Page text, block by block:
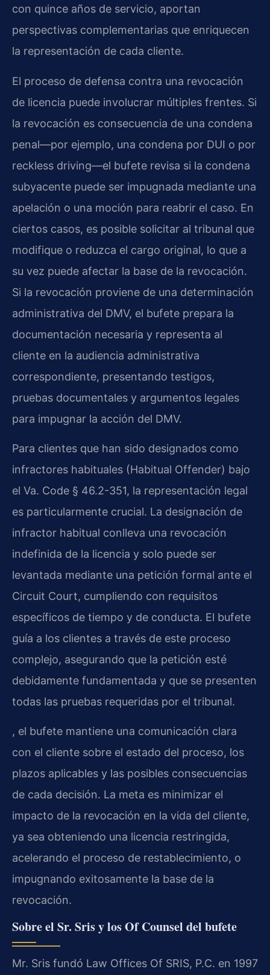
con quince años de servicio, aportan
perspectivas complementarias que enriquecen
la representación de cada cliente.
El proceso de defensa contra una revocación
de licencia puede involucrar múltiples frentes. Si
la revocación es consecuencia de una condena
penal—por ejemplo, una condena por DUI o por
reckless driving—el bufete revisa si la condena
subyacente puede ser impugnada mediante una
apelación o una moción para reabrir el caso. En
ciertos casos, es posible solicitar al tribunal que
modifique o reduzca el cargo original, lo que a
su vez puede afectar la base de la revocación.
Si la revocación proviene de una determinación
administrativa del DMV, el bufete prepara la
documentación necesaria y representa al
cliente en la audiencia administrativa
correspondiente, presentando testigos,
pruebas documentales y argumentos legales
para impugnar la acción del DMV.
Para clientes que han sido designados como
infractores habituales (Habitual Offender) bajo
el Va. Code § 46.2-351, la representación legal
es particularmente crucial. La designación de
infractor habitual conlleva una revocación
indefinida de la licencia y solo puede ser
levantada mediante una petición formal ante el
Circuit Court, cumpliendo con requisitos
específicos de tiempo y de conducta. El bufete
guía a los clientes a través de este proceso
complejo, asegurando que la petición esté
debidamente fundamentada y que se presenten
todas las pruebas requeridas por el tribunal.
, el bufete mantiene una comunicación clara
con el cliente sobre el estado del proceso, los
plazos aplicables y las posibles consecuencias
de cada decisión. La meta es minimizar el
impacto de la revocación en la vida del cliente,
ya sea obteniendo una licencia restringida,
acelerando el proceso de restablecimiento, o
impugnando exitosamente la base de la
revocación.
Sobre el Sr. Sris y los Of Counsel del bufete
Mr. Sris fundó Law Offices Of SRIS, P.C. en 1997